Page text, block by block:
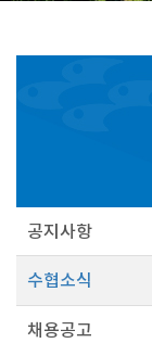
공지사항
수협소식
채용공고